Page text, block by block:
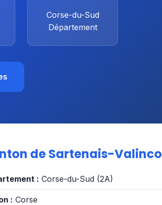
Corse-du-Sud
Département
de Sartenais-Valinco
: Corse-du-Sud (2A)
: Corse